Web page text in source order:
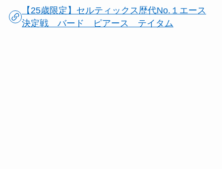
【25歳限定】セルティックス歴代No.１エース
決定戦 バード ピアース テイタム